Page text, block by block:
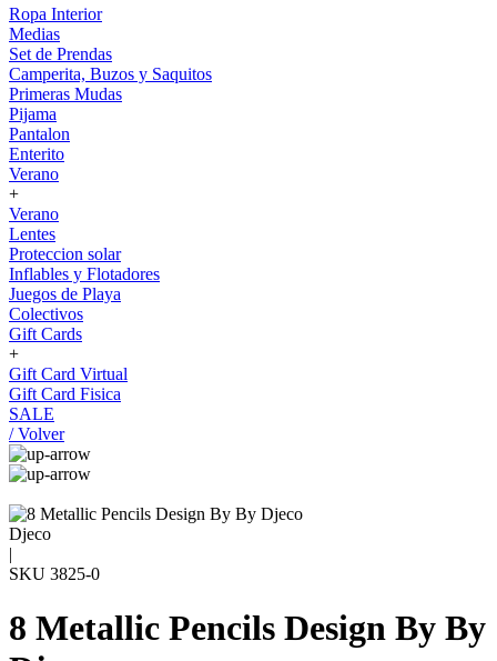
Ropa Interior
Medias
Set de Prendas
Camperita, Buzos y Saquitos
Primeras Mudas
Pijama
Pantalon
Enterito
Verano
+
Verano
Lentes
Proteccion solar
Inflables y Flotadores
Juegos de Playa
Colectivos
Gift Cards
+
Gift Card Virtual
Gift Card Fisica
SALE
/ Volver
Djeco
|
SKU 3825-0
8 Metallic Pencils Design By By